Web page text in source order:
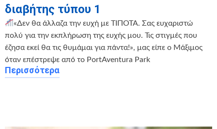
διαβήτης τύπου 1
«Δεν θα άλλαζα την ευχή με ΤΙΠΟΤΑ. Σας ευχαριστώ
πολύ για την εκπλήρωση της ευχής μου. Τις στιγμές που
έζησα εκεί θα τις θυμάμαι για πάντα!», μας είπε ο Μάξιμος
όταν επέστρεψε από το PortAventura Park
Περισσότερα